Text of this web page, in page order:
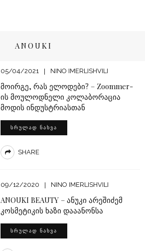
ANOUKI
05/04/2021 NINO IMERLISHVILI
მოირგე, რას ელოდები? – Zoommer-
ის მოულოდნელი კოლაბორაცია
მოდის ინდუსტრიასთან
ᲡᲠᲣᲚᲐᲓ ᲜᲐᲮᲕᲐ
SHARE
09/12/2020 NINO IMERLISHVILI
ANOUKI BEAUTY – ანუკი არეშიძემ
კოსმეტიკის ხაზი დააანონსა
ᲡᲠᲣᲚᲐᲓ ᲜᲐᲮᲕᲐ